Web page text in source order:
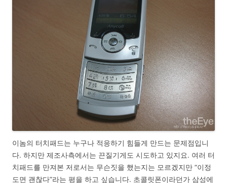
이놈의 터치패드는 누구나 적응하기 힘들게 만드는 문제점입니
다. 하지만 제조사측에서는 끈질기게도 시도하고 있지요. 여러 터
치패드를 만져본 저로서는 무슨짓을 했는지는 모르겠지만 “이정
도면 괜찮다”라는 평을 하고 싶습니다. 초콜릿폰이라던가 삼성에